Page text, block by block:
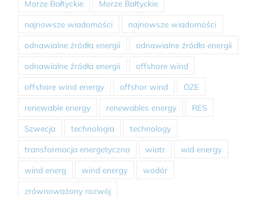
Morze Bałtyckie Morze Bałtyckie
najnowsze wiadomości najnowsze wiadomości
odnawialne źródła energii odnawialne źródła energii
odnawialne źródła energii offshore wind
offshore wind energy offshor wind OZE
renewable energy renewables energy RES
Szwecja technologia technology
transformacja energetyczna wiatr wid energy
wind energ wind energy wodór
zrównoważony rozwój